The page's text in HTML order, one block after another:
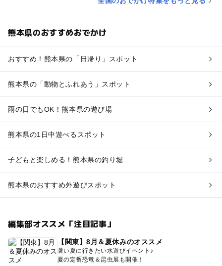
熊本県のおすすめおでかけ
おすすめ！熊本県の「日帰り」スポット
熊本県の「動物とふれあう」スポット
雨の日でもOK！熊本県の遊び場
熊本県の1日中遊べるスポット
子どもと楽しめる！熊本県の釣り堀
熊本県のおすすめ外遊びスポット
編集部オススメ「注目記事」
【関東】8月＆夏休みのオススメ
暑い夏に行きたい水遊びイベント♪
夏の定番恐竜＆昆虫展も開催！